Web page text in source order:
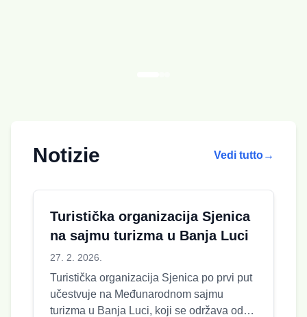
Notizie Vedi tutto→
Turistička organizacija Sjenica
na sajmu turizma u Banja Luci
27. 2. 2026.
Turistička organizacija Sjenica po prvi put
učestvuje na Međunarodnom sajmu
turizma u Banja Luci, koji se održava od